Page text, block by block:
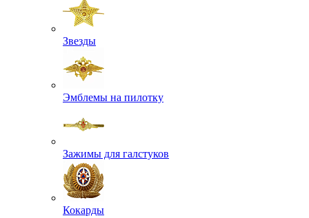
Звезды
Эмблемы на пилотку
Зажимы для галстуков
Кокарды